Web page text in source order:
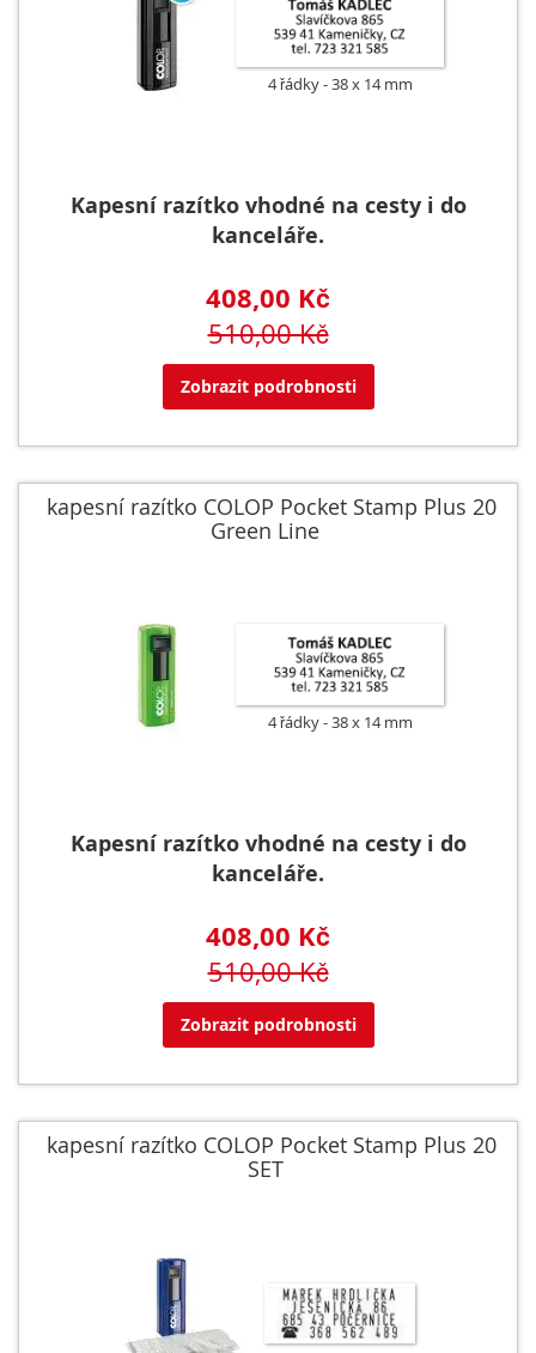
4 řádky 38 x 14 mm
Kapesní razítko vhodné na cesty i do
kanceláře.
408,00 Kč
510,00 Kč
Zobrazit podrobnosti
kapesní razítko COLOP Pocket Stamp Plus 20
Green Line
4 řádky 38 x 14 mm
Kapesní razítko vhodné na cesty i do
kanceláře.
408,00 Kč
510,00 Kč
Zobrazit podrobnosti
kapesní razítko COLOP Pocket Stamp Plus 20
SET